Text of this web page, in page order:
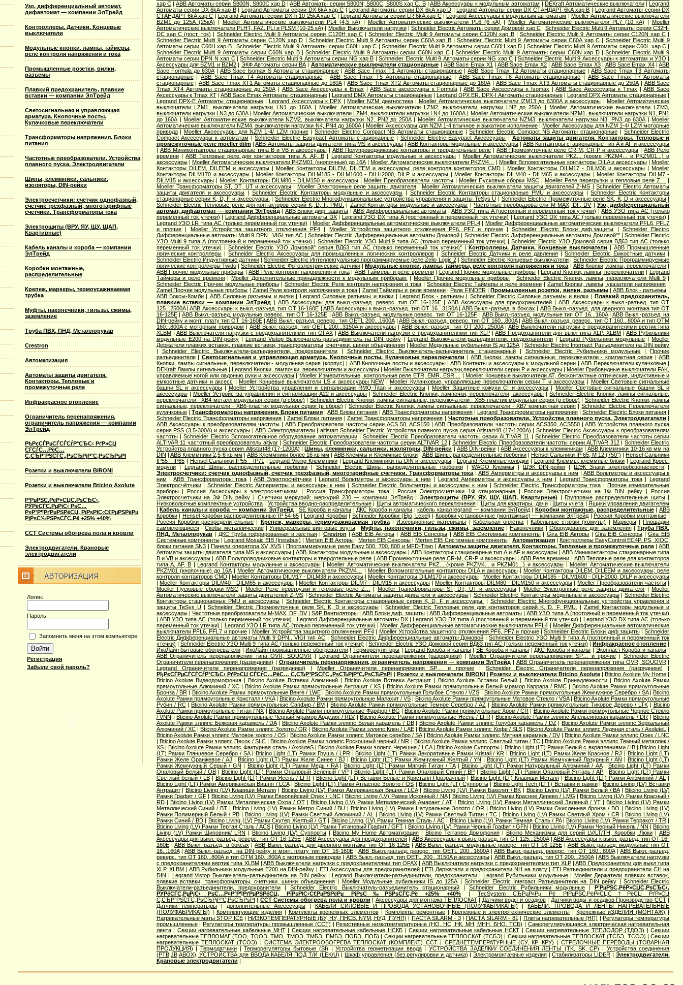
Узо, дифференциальный автомат,
дифавтомат — компании ЭлТрейд
Контроллеры. Датчики. Концевые
выключатели
Модульные кнопки, лампы, таймеры,
реле контроля напряжения и тока
Промышленные розетки, вилки,
разъемы
Плавкий предохранитель, плавкие
вставки — компании ЭлТрейд
Светосигнальная и управляющая
арматура. Кнопочные посты.
Кулачковые переключатели
Трансформаторы напряжения. Блоки
питания
Частотные преобразователи. Устройства
плавного пуска. Электродвигатели
Шины, клеммники, сальники,
изоляторы, DIN-рейки
Электросчетчики: счетчик однофазный,
счетчик трехфазный, многотарифные
счетчики. Трансформаторы тока
Электрощиты (ВРУ, ЯУ, ЩУ, ЩАП,
Квартирные)
Кабель каналы и короба — компании
ЭлТрейд
Коробки монтажные,
распределительные
Крепеж, маркеры, термоусаживаемая
трубка
Муфты, наконечники, гильзы, сжимы,
заземление
Труба ПВХ, ПНД, Металлорукав
Crestron
Автоматизация
Автоматы защиты двигателя.
Контакторы. Тепловые и
промежуточные реле
Инфракрасное отопление
Ограничитель перенапряжения,
ограничитель напряжения — компании
ЭлТрейд
РђРєСЃРµСЃСЃСѓР°СЂС‹ РґР»СЏ
СЃСѓС…РёС…
С‚СЂР°РЅСЃС„РѕСЂРјР°С‚РѕСЂРѕРІ
Розетки и выключатели BIRONI
Розетки и выключатели Bticino Axolute
Р’РµРЅС‚РёР»СЏС‚РѕСЂС‹,
РЎРёСЃС‚РµРјС‹ РѕС…
Р»Р°Р¶РґРµРЅРёСЏ, РїРѕРІС‹С€РµРЅРёРµ
РјРѕС‰РЅРѕСЃС‚Рё +25% +40%
ССТ Системы обогрева пола и кровли
Электродвигатели. Крановые
электродвигатели
Логин:
Пароль:
Запомнить меня на этом компьютере
Регистрация
Забыли свой пароль?
хар С|ABB Автоматы серии S800N, S800C хар D|ABB Автоматы серии S800N, S800C, S800S хар С, B| ABB Аксессуары к модульным автоматам | DEKraft Автоматические выключатели |Legrand
Автоматы серии DX 6kA хар B| Legrand Автоматы серии DX 6kA хар C | Legrand Автоматы серии DX 6kA хар D |Legrand Автоматы серии DX СТАНДАРТ 6kA хар B | Legrand Автоматы серии DX
СТАНДАРТ 6kA хар C | Legrand Автоматы серии DX-h 10-25kA хар C|Legrand Автоматы серии LR 6kA хар C|Legrand Аксессуары к модульным автоматам | Moeller Автоматические выключатели
BZM1 до 125А (25кА)
|Moeller Автоматические выключатели PL4 (4,5 кА) | Moeller Автоматические выключатели PL6 (6 кА) |Moeller Автоматические выключатели PL7 (10 кА) | Moeller
Автоматические выключатели PLHT, FAZ, PLI и PLSM (10-25 кА) | Moeller Выключатели нагрузки| Schneider Electric Aвтоматы серии Домовой хар C| Schneider Electric Multi 9 Автоматы серии C32H-
DC хар C (пост. ток) | Schneider Electric Multi 9 Автоматы серии C120H хар C|Schneider Electric Multi 9 Автоматы серии C120N хар B| Schneider Electric Multi 9 Автоматы серии C120N хар C |
Schneider Electric Multi 9 Автоматы серии C120N хар D | Schneider Electric Multi 9 Автоматы серии C60A хар B|Schneider Electric Multi 9 Автоматы серии C60A хар C| Schneider Electric Multi 9
Автоматы серии C60H хар B|Schneider Electric Multi 9 Автоматы серии C60H хар C |Schneider Electric Multi 9 Автоматы серии C60H хар D |Schneider Electric Multi 9 Автоматы серии C60L хар C |
Schneider Electric Multi 9 Автоматы серии C60N хар B|Schneider Electric Multi 9 Автоматы серии C60N хар C|Schneider Electric Multi 9 Автоматы серии C60N хар D|Schneider Electric Multi 9
Автоматы серии DPN N хар С|Schneider Electric Multi 9 Автоматы серии NG хар B |Schneider Electric Multi 9 Автоматы серии NG хар С |Schneider Electric Multi 9 Аксессуары к автоматам и УЗО |
Аксессуары для BZM1 и BZM2 | ЭКФ Автоматы серии ВА| Автоматические выключатели стационарные |ABB Sace Emax X1 | ABB Sace Emax X2 | ABB Sace Emax X3| ABB Sace Emax X4|ABB
Sace Formula до 630А|ABB Sace Isomax S Автоматы стационарные| ABB Sace Tmax T1 Автоматы стационарные |ABB Sace Tmax T2 Автоматы стационарные|ABB Sace Tmax T3 Автоматы
стационарные| ABB Sace Tmax T4 Автоматы стационарные | ABB Sace Tmax T5 Автоматы стационарные | ABB Sace Tmax T6 Автоматы стационарные | ABB Sace Tmax T7 Автоматы
стационарные|ABB Sace Tmax XT1 Автоматы стационарные до 160А|ABB Sace Tmax XT2 Автоматы стационарные до 160А| ABB Sace Tmax XT3 Автоматы стационарные до 250А | ABB Sace
Tmax XT4 Автоматы стационарные до 250А| ABB Sace Аксессуары к Emax | ABB Sace аксессуары к Formula |ABB Sace Аксессуары к Isomax |ABB Sace Аксессуары к Tmax |ABB Sace
Аксессуары к Tmax XT| ABB Sace Еmax Автоматы стационарные| Legrand DMX Автоматы стационарные |Legrand DPX ER, DPX-I Автоматы стационарные |Legrand DPX Автоматы стационарные |
Legrand DPX-E Автоматы стационарные|Legrand Аксессуары к DPX | Moeller NZM диагностика|Moeller Автоматические выключатели IZM13 до 6300А и аксессуары |Moeller Автоматические
выключатели LZM1, выключатели нагрузки LN1 до 160А|Moeller Автоматические выключатели LZM2, выключатели нагрузки LN2 до 250А | Moeller Автоматические выключатели LZM3,
выключатели нагрузки LN3 до 630А |Moeller Автоматические выключатели LZM4, выключатели нагрузки LN4 до 1600А | Moeller Автоматические выключатели NZM1, выключатели нагрузки N1, PN1
до 160А |Moeller Автоматические выключатели NZM2, выключатели нагрузки N2, PN2 до 250А| Moeller Автоматические выключатели NZM3, выключатели нагрузки N3, PN3 до 630А |Moeller
Автоматические выключатели NZM4, выключатели нагрузки N4, PN4 до 1600А |Moeller Аксессуары для NZM 1-4 втычное и выкатное исполнение|Moeller Аксессуары для NZM 1-4/ LZM моторные
привода|Moeller Аксессуары для NZM 1-4/ LZM прочие|Schneider Electric Compact NB Автоматы стационарные|Schneider Electric Compact NS Автоматы стационарные | Schneider Electric
Compact Аксессуары к автоматам |Schneider Electric Easypact Автоматы стационарные | Schneider Electric Easypact Аксессуары | Автоматы защиты двигателя. Контакторы. Тепловые и
промежуточные реле moeller dilm |ABB Автоматы защиты двигателя типа MS и аксессуары|ABB Контакторы модульные и аксессуары|ABB Контакторы стационарные тип A и AF и аксессуары
| ABB Миниконтакторы стационарные типа B и VB и аксессуары| ABB Полупроводниковые контакторы и твердотельные реле |ABB Промежуточные реле CR-M, CR-P и аксессуары |ABB Реле
времени|ABB Тепловые реле для контакторов типа A, AF, B | Legrand Контакторы модульные и аксессуары | Moeller Автоматические выключатели PKZ... (кроме PKZM4... и PKZM01...) и
аксессуары| Moeller Автоматические выключатели PKZM01 (кнопочные) до 16А |Moeller Автоматические выключатели PKZM4… |Moeller Вспомогательные контакторы DILA и аксессуары |Moeller
Контакторы DILEM, DILEEM и аксессуары| Moeller Контакторы DILEM, DILEEM и аксессуары; реле контроля контакторов CMD |Moeller Контакторы DILM17 - DILM38 и аксессуары |Moeller
Контакторы DILM170 и аксессуары | Moeller Контакторы DILM185 - DILM1600 - DILH2000, DILP и аксессуары |Moeller Контакторы DILM40 - DILM65 и аксессуары |Moeller Контакторы DILM7 -
DILM15 и аксессуары |Moeller Контакторы DILM80 - DILM150 и аксессуары|Moeller Преобразователи частоты| Moeller Пусковые сборки MSC|Moeller Реле перегрузки и тепловые реле Z…
|
Moeller Трансформаторы ST, DT, UT и аксессуары | Moeller Электронные реле защиты двигателя|Moeller Автоматические выключатели защиты двигателей Z-MS | Schneider Electric Автоматы
защиты двигателя и аксессуары | Schneider Electric Контакторы модульные и аксессуары | Schneider Electric Контакторы стационарные PMU и аксессуары |Schneider Electric Контакторы
стационарные серии K, D, F и аксессуары. | Schneider Electric Многофункциональные устройства управления и защиты TeSys U | Schneider Electric Промежуточные реле SK, K, D и аксессуары|
Schneider Electric Тепловые реле для контакторов серий K, D, F, PMU.
| Zamel Контакторы модульные и аксессуары | Частотные преобразователи M-MAX, DF, DV|Узо, дифференциальный
автомат, дифавтомат — компании ЭлТрейд | ABB Блоки диф. защиты |ABB Дифференциальные автоматы |ABB УЗО типа А (постояный и переменный ток утечки) |ABB УЗО типа АС (только
переменный ток утечки) | Legrand Дифференциальные автоматы DX| Legrand УЗО DX типа А (постоянный и переменный ток утечки) |Legrand УЗО DX типа АС (только переменный ток утечки) |
Legrand УЗО LR типа АС (только переменный ток утечки) | Moeller Дифференциальные автоматические выключатели PFL4 | Moeller Дифференциальные автоматические выключатели PFL6, PFL7
и прочие| Moeller Устройства защитного отключения PF4| Moeller Устройства защитного отключения PF6, PF7 и прочие|Schneider Electric Блоки диф.защиты |Schneider Electric
Дифференциальные автоматы Multi 9 DPN.. VIGI тип AС | Schneider Electric Дифференциальные автоматы Домовой | Schneider Electric Дифференциальные автоматы Домовой""|Schneider Electric
УЗО Multi 9 типа А (постоянный и переменный ток утечки) | Schneider Electric УЗО Multi 9 типа АС (только переменный ток утечки) |Schneider Electric УЗО Домовой серия ВД63 тип АС (только
переменный ток утечки) | Schneider Electric УЗО Домовой" серия ВД63 тип АС (только переменный ток утечки)" |Контроллеры. Датчики. Концевые выключатели |ABB Промышленные
логические контроллеры|Schneider Electric Аксессуары для промышленных логических контроллеров| Schneider Electric Датчики и реле давления|Schneider Electric Емкостные датчики |
Schneider Electric Индуктивные датчики|Schneider Electric Интеллектуальные программируемые реле Zelio Logic 2| Schneider Electric Концевые выключатели |Schneider Electric Программируемые
логические контроллеры Twido|Schneider Electric Фотоэлектрические датчики|Модульные кнопки, лампы, таймеры, реле контроля напряжения и тока | ABB Кнопки, лампы, переключатели |
ABB Прочие модульные приборы |ABB Реле контроля напряжения и тока| ABB Таймеры и реле времени| Legrand Прочие модульные приборы |Legrand Кнопки, лампы, переключатели | Legrand
Таймеры и реле времени|Moeller Дополнительные принадлежности к модульным приборам. |Moeller Прочие модульные приборы | Schneider Electric Кнопки, лампы, переключатели Multi 9|
Schneider Electric Прочие модульные приборы| Schneider Electric Реле контроля напряжения и тока |Schneider Electric Таймеры и реле времени |Zamel Кнопки, лампы, указатели напряжения |
Zamel Прочие модульные приборы | Zamel Реле контроля напряжения и тока | Zamel Таймеры и реле времени|Реле FINDER|Промышленные розетки, вилки, разъемы|ABB Блок - разъемы |
ABB Боксы-Комби| ABB Силовые разъемы и вилки | Legrand Cиловые разъемы и вилки | Legrand Блок - разъемы| Schneider Electric Силовые разъемы и вилки |Плавкий предохранитель,
плавкие вставки — компании ЭлТрейд
| ABB Аксессуары для выкл.-разъед. реверс. тип OT 16-125E | ABB Аксессуары для предохранителей |ABB Аксессуары к выкл.-разъед. тип OT
125...2500A|ABB Аксессуары к выкл.-разъед. тип OT 16-160E |ABB Аксессуары к выкл.-разъед. тип OT 16...3150A| ABB Выкл.-разъед. в боксах | ABB Выкл.-разъед. для дверного монтажа тип OT
16-125E| ABB Выкл.-разъед. модульные реверс. тип OT 16-125E|ABB Выкл.-разъед. модульные реверс. тип OT 16-125F | ABB Выкл.-разъед. модульные тип OT 16...160A|ABB Выкл.-разъед. на
DIN-рейку и монт. плату тип OT 16-160E|ABB Выкл.-разъед. реверс. тип OETL 200...1600A|ABB Выкл.-разъед. реверс. тип OT 160...800A| ABB Выкл.-разъед. реверс. тип OT 160...800A и тип OTМ
160...800A с моторным приводом |ABB Выкл.-разъед. тип OETL 200...3150A и аксессуары|ABB Выкл.-разъед. тип OT 200...2500A| ABB Выключатели нагрузки с предохранителями вертик.типа
XLBM| ABB Выключатели нагрузки с предохранителями тип OFAX|ABB Выключатели нагрузки с предохранителями тип XLP|ABB Предохранители для выкл типа XLP, XLBM |ABB Рубильники
модульные E200 на DIN-рейку|Legrand Vistop Выключатель-разъединитель на DIN рейку| Legrand Выключатели-разъединители, предохранители|Legrand Рубильники модульные |Moeller
Держатели плавких вставок, плавкие вставки, трансформаторы, счетчики, шинки объединения|Moeller Модульные рубильники IS до 125А | Schneider Electric Interpact Разъединители на DIN рейку
| Schneider Electric Выключатели-разъединители, предохранители| Schneider Electric Выключатель-разъединитель стационарный| Schneider Electric Рубильники модульные |Прочие
разъединители| Светосигнальная и управляющая арматура. Кнопочные посты. Кулачковые переключатели | ABB Кнопки, лампы сигнальные, переключатели - компактная серия |ABB
Кнопки, лампы сигнальные, переключатели - модульная серия (корпус) | ABB Кнопочные посты и аксессуары|ABB Контакты и аксессуары к модульной серии |ABB Переключатели кулачковые |
DEKraft Лампы сигнальные| Legrand Кнопки, лампочки, переключатели и аксессуары|Moeller Выключатели нагрузки,переключатели серии P и аксессуары |Moeller Грибовидные выключатели FAK,
управляемые ногой или ладонью руки и аксессуары| Moeller Измерительные, контрольные реле ETR, EMR, ESR ... |Moeller Концевые выключатели AT, бесконтактные оптические, индуктивные и
емкостные датчики и аксесс |Moeller Концевые выключатели LS и аксессуары NEW|Moeller Кулачковые, управляющие переключатели серии T и аксессуары | Moeller Световые сигнальные
башни SL и аксессуары|Moeller Устройства управления и сигнализации RMQ-Titan и аксессуары|Moeller Защитные кожухи CI и аксессуары | Moeller Световые сигнальные башни SL и
аксессуары| Moeller Устройства управления и сигнализации А22 и аксессуары|Schneider Electric Кнопки, лампочки, переключатели, аксессуары |Schneider Electric Кнопки, лампы сигнальные,
переключатели - XB4-металл модульная серия (в сборе) | Schneider Electric Кнопки, лампы сигнальные, переключатели - XB5-пластик модульная серия (в сборе) | Schneider Electric Кнопки, лампы
сигнальные, переключатели - XB6-пластик модульная серия (в сборе) | Schneider Electric Кнопки, лампы сигнальные, переключатели - XB7 компактная серия |Schneider Electric Переключатели
кулачковые| Трансформаторы напряжения. Блоки питания |ABB Блоки питания| ABB Трансформаторы напряжения |Legrand Трансформаторы напряжения| Schneider Electric Блоки питания |
Schneider Electric Трансформаторы напряжения | Zamel Блоки питания|Zamel Трансформаторы напряжения | Частотные преобразователи. Устройства плавного пуска. Электродвигатели |
ABB Аксессуары к преобразователям частоты |ABB Преобразователи частоты серии ACS 50, ACS150 |ABB Преобразователи частоты серии ACS350, ACS550|ABB Устройства плавного пуска
серия PSS (3,5-300А) и аксессуары |ABB Электродвигатели|altistart Schneider Electric Устройства плавного пуска серия Altistart48 (17-1200А) |Schneider Electric Аксессуары к преобразователям
частоты|Schneider Electric Вспомогательное оборудование автоматизации|Schneider Electric Преобразователи частоты серии ALTIVAR 11 |Schneider Electric Преобразователи частоты серии
ALTIVAR 11 частотный преобразователь altivar| Schneider Electric Преобразователи частоты серии ALTIVAR 12| Schneider Electric Преобразователи частоты серии ALTIVAR 312| Schneider Electric
Устройства плавного пуска серия Altistart48 (17-1200А) |Шины, клеммники, сальники, изоляторы, DIN-рейки |ABB DIN-рейки | ABB Аксессуары к клеммникам |ABB Клеммники 10-16 кв мм на
DIN | ABB Клеммники 2,5-6 кв мм |ABB Клеммники более 16 кв мм |ABB Клеммы и Клеммные блоки| ABB Шины, рапределительные гребенки| Hensel Cальники IP 65, M 12 (750°) |Hensel Сальники
IP55 - IP65 | Hensel Сальники IP55 - IP71 |Legrand Viking Клеммники|Legrand Клеммники на DIN и аксессуары | Legrand Клеммные колодки | Legrand Клеммы, клеммные блоки | Legrand Кросс-
модули| Legrand Шины, распределительные гребенки |Schneider Electric Шины, рапределительные гребенки| WAGO Клеммы| ЩЭК DIN-рейки |ЩЭК Знаки электробезопасности |
Электросчетчики: счетчик однофазный, счетчик трехфазный, многотарифные счетчики. Трансформаторы тока |ABB Амперметры и аксессуары к ним |ABB Вольтметры и аксессуары к
ним |ABB Трансформаторы тока |ABB Электросчётчики |Legrand Вольтметры и аксессуары к ним |Legrand Амперметры и аксессуары к ним | Legrand Трансформаторы тока| Legrand
Электросчётчики| Schneider Electric Амперметры и аксессуары к ним | Schneider Electric Вольтметры и аксессуары к ним |Schneider Electric Трансформаторы тока | Прочие измерительные
приборы|Россия Аксессуары к электросчетчикам |Россия Трансформаторы тока|Россия Электросчетчики 1Ф стационарные |Россия Электросчетчики на 1Ф DIN рейку| Россия
Электросчетчики на 3Ф DIN рейку | Счетчики меркурий: меркурий 230 — компании ЭлТрейд| Электрощиты (ВРУ, ЯУ, ЩУ, ЩАП, Квартирные) |Групповые распределительные щиты|
Низковольтные комплектные устройства | Устройства вводно-распределительные| Щиты автоматического переключения | Щиты для квартиры, дачи|Щиты учета | Ящики управления двигателем
|Кабель каналы и короба — компании ЭлТрейд | SE Короба и каналы | ДКС Короба и каналы |кабель канал legrand — компании ЭлТрейд| Коробки монтажные, распределительные| ABB
Коробки| Hensel Коробки распределительные IP 54-65 |Legrand Коробки| Schneider Коробки (Eljo, Lexel) | Коробки установочные (монтажные) — компании ЭлТрейд |Россия Коробки монтажные |
Россия Коробки распределительные | Крепеж, маркеры, термоусаживаемая трубка|Изоляционные материалы | Кабельная оплетка | Кабельные стяжки (хомуты) | Маркеры|Площадки
самоклеющиеся|Скобы металлические|Универсальные винтовые жгуты|Муфты, наконечники, гильзы, сжимы, заземление|Наконечники | Оборудование для заземления|Труба ПВХ,
ПНД, Металлорукав| ДКС Труба гофрированная и жесткая| Crestron |ABB EIB Акторы| ABB EIB Сенсоры | ABB EIB Системные компоненты| Gira EIB Акторы | Gira EIB Сенсоры|Gira EIB
Системные компоненты| Legrand Mosaic ЕIB (Instabus) |Merten EIB Акторы| Merten EIB Сенсоры |Merten EIB Системные компоненты| Автоматизация|Контроллеры EasyControl EC4P, PS, XIOC;
блоки питания SN3 |Панели оператора XV, XVS |Программируемые реле Easy 500, 700, 800 и MFD-Titan | Автоматы защиты двигателя. Контакторы. Тепловые и промежуточные реле|ABB
Автоматы защиты двигателя типа MS и аксессуары |ABB Контакторы модульные и аксессуары|ABB Контакторы стационарные тип A и AF и аксессуары|ABB Миниконтакторы стационарные типа
B и VB и аксессуары | ABB Полупроводниковые контакторы и твердотельные реле | ABB Промежуточные реле CR-M, CR-P и аксессуары|ABB Реле времени | ABB Тепловые реле для контакторов
типа A, AF, B |Legrand Контакторы модульные и аксессуары| Moeller Автоматические выключатели PKZ... (кроме PKZM4... и PKZM01...) и аксессуары |Moeller Автоматические выключатели
PKZM01 (кнопочные) до 16А| Moeller Автоматические выключатели PKZM4… | Moeller Вспомогательные контакторы DILA и аксессуары| Moeller Контакторы DILEM, DILEEM и аксессуары; реле
контроля контакторов CMD| Moeller Контакторы DILM17 - DILM38 и аксессуары |Moeller Контакторы DILM170 и аксессуары| Moeller Контакторы DILM185 - DILM1600 - DILH2000, DILP и аксессуары
|Moeller Контакторы DILM40 - DILM65 и аксессуары|Moeller Контакторы DILM7 - DILM15 и аксессуары|Moeller Контакторы DILM80 - DILM150 и аксессуары|Moeller Преобразователи частоты|
Moeller Пусковые сборки MSC | Moeller Реле перегрузки и тепловые реле Z… | Moeller Трансформаторы ST, DT, UT и аксессуары| Moeller Электронные реле защиты двигателя |Moeller
Автоматические выключатели защиты двигателей Z-MS|Schneider Electric Автоматы защиты двигателя и аксессуары| Schneider Electric Контакторы модульные и аксессуары| Schneider Electric
Контакторы стационарные PMU и аксессуары | Schneider Electric Контакторы стационарные серии K, D, F и аксессуары. | Schneider Electric Многофункциональные устройства управления и
защиты TeSys U|Schneider Electric Промежуточные реле SK, K, D и аксессуары |Schneider Electric Тепловые реле для контакторов серий K, D, F, PMU. |Zamel Контакторы модульные и
аксессуары| Частотные преобразователи M-MAX, DF, DV| S&P Вентиляторы| ABB Блоки диф. защиты |ABB Дифференциальные автоматы |ABB УЗО типа А (постояный и переменный ток утечки)
| ABB УЗО типа АС (только переменный ток утечки) | Legrand Дифференциальные автоматы DX |Legrand УЗО DX типа А (постоянный и переменный ток утечки) | Legrand УЗО DX типа АС (только
переменный ток утечки) | Legrand УЗО LR типа АС (только переменный ток утечки) |Moeller Дифференциальные автоматические выключатели PFL4 | Moeller Дифференциальные автоматические
выключатели PFL6, PFL7 и прочие |Moeller Устройства защитного отключения PF4| Moeller Устройства защитного отключения PF6, PF7 и прочие|Schneider Electric Блоки диф.защиты|Schneider
Electric Дифференциальные автоматы Multi 9 DPN.. VIGI тип AС | Schneider Electric Дифференциальные автоматы Домовой |Schneider Electric УЗО Multi 9 типа А (постоянный и переменный ток
утечки) | Schneider Electric УЗО Multi 9 типа АС (только переменный ток утечки) |Schneider Electric УЗО Домовой серия ВД63 тип АС (только переменный ток утечки) |Инфракрасное отопление |
ИкоЛайн бытовые обогреватели|ИкоЛайн промышленные обогреватели|Терморегуляторы |Legrand Короба и каналы| SE Короба и каналы| ДКС Короба и каналы | Экопласт Короба и каналы|
ABB Ограничитель перенапряжения типа OVR, SOUOVR | Legrand Ограничители перенапряжения (разрядники) |Moeller Ограничители перенапряжения SP… и прочие| Schneider Electric
Ограничители перенапряжения (разрядники) | Ограничитель перенапряжения, ограничитель напряжения — компании ЭлТрейд | ABB Ограничитель перенапряжения типа OVR, SOUOVR|
Legrand Ограничители перенапряжения (разрядники) | Moeller Ограничители перенапряжения SP… и прочие |Schneider Electric Ограничители перенапряжения (разрядники)
|
РђРєСЃРµСЃСЃСѓР°СЂС‹ РґР»СЏ СЃСѓС…РёС… С‚СЂР°РЅСЃС„РѕСЂРјР°С‚РѕСЂРѕРІ | Розетки и выключатели BIRONI|Розетки и выключатели Bticino Axolute|Bticino Axolute My Home |
Bticino Axolute Видеодомофония|Bticino Axolute Вставки Алюминий| Bticino Axolute Вставки Антрацит | Bticino Axolute Вставки Белый | Bticino Axolute Принадлежности|Bticino Axolute Рамки
прямоугольные Алюминий / XC| Bticino Axolute Рамки прямоугольные Антрацит / XS | Bticino Axolute Рамки прямоугольные Белый мрамор Каррара / RMC |Bticino Axolute Рамки прямоугольные
Бронза / BR | Bticino Axolute Рамки прямоугольные Венге / LWE|Bticino Axolute Рамки прямоугольные Голубое Стекло / VZS | Bticino Axolute Рамки прямоугольные Жемчужное Серебро / SA|Bticino
Axolute Рамки прямоугольные Кристалл / VKA| Bticino Axolute Рамки прямоугольные Малахит / VS|Bticino Axolute Рамки прямоугольные Матовое Стекло / VSA|Bticino Axolute Рамки прямоугольные
Рубин / RC|Bticino Axolute Рамки прямоугольные Сапфир / BM |Bticino Axolute Рамки прямоугольные Темное Серебро / AZ| Bticino Axolute Рамки прямоугольные Тиковое Дерево / LTK| Bticino
Axolute Рамки прямоугольные Титан / NX | Bticino Axolute Рамки прямоугольные Фарфор / BG |Bticino Axolute Рамки прямоугольные Хром / CR | Bticino Axolute Рамки прямоугольные Черное Стекло
/ VNN |Bticino Axolute Рамки прямоугольные Черный мрамор Ардезия / RLV|Bticino Axolute Рамки прямоугольные Ясень / LFR| Bticino Axolute Рамки эллипс Апельсиновая карамель / DR |Bticino
Axolute Рамки эллипс Бежевая карамель / DA| Bticino Axolute Рамки эллипс Белая карамель / DB|Bticino Axolute Рамки эллипс Голубая карамель / DZ|Bticino Axolute Рамки эллипс Зеркальный
Алюминий / XC|Bticino Axolute Рамки эллипс Золото / OR | Bticino Axolute Рамки эллипс Клен / LAE| Bticino Axolute Рамки эллипс Кофе / SLS|Bticino Axolute Рамки эллипс Ледяная сталь / AxoluteL
|
Bticino Axolute Рамки эллипс Матовое золото / OS|Bticino Axolute Рамки эллипс Матовое серебро / SA| Bticino Axolute Рамки эллипс Мятная карамель / DV|Bticino Axolute Рамки эллипс Орех / LNC
| Bticino Axolute Рамки эллипс Песок / SLC|Bticino Axolute Рамки эллипс Роскошный черный / NR | Bticino Axolute Рамки эллипс Светлый титан / TC |Bticino Axolute Рамки эллипс Темный металлик /
XS| Bticino Axolute Рамки эллипс Фактурная сталь / AxoluteS |Bticino Axolute Рамки эллипс Черешня / LCA| Bticino Axolute Суппорты | Bticino Light (LT) Рамки Белый с вкраплениями / IB|Bticino Light
(LT) Рамки Глянцевое Серебро / SA| Bticino Light (LT) Рамки Груша / LPR|Bticino Light (LT) Рамки Декоративные Рамки Kristall / KR |Bticino Light (LT) Рамки Желе Красное / RJ | Bticino Light (LT)
Рамки Желе Оранжевое / AJ |Bticino Light (LT) Рамки Желе Синее / BJ |Bticino Light (LT) Рамки Жемчужный Желтый / YN | Bticino Light (LT) Рамки Жемчужный Лазурный / AN | Bticino Light (LT)
Рамки Жемчужный Серый / GN | Bticino Light (LT) Рамки Медь / RA| Bticino Light (LT) Рамки Мягкий Титан / TA|Bticino Light (LT) Рамки Натуральный Алюминий / AA| Bticino Light (LT) Рамки
Опаловый Белый / OB| Bticino Light (LT) Рамки Опаловый Зеленый / VP| Bticino Light (LT) Рамки Опаловый Синий / BP |Bticino Light (LT) Рамки Опаловый Янтарь / AP |Bticino Light (LT) Рамки
Светлый белый / LB| Bticino Light (LT) Рамки Ясень / LFR| Bticino Light (LT) Вставки Белые и Кристалл Прозрачный| Bticino Light (LT) Клавиши Металл| Bticino Light (LT) Рамки Алюминий / AL
|
Bticino Light (LT) Рамки Американская Вишня / LCA|Bticino Light (LT) Рамки Атласное Золото / OS |Bticino Light (LT) Суппорты| Bticino Light Tech (LTT) Вставки и рамки| Bticino Living (LV) Вставки
Антрацит|Bticino Living (LV) Клавиши Металл | Bticino Living (LV) Рамки Американская Вишня / LCA| Bticino Living (LV) Рамки Бакелит / BK | Bticino Living (LV) Рамки Белый / BA| Bticino Living (LV)
Рамки Графит / GF| Bticino Living (LV) Рамки Европейский Орех / LNC|Bticino Living (LV) Рамки Исконный / NA| Bticino Living (LV) Рамки Красное Дерево / LMG |Bticino Living (LV) Рамки Красный /
RD| Bticino Living (LV) Рамки Металлическая Охра / OT| Bticino Living (LV) Рамки Металлический Амарант / AT |Bticino Living (LV) Рамки Металлический Зеленый / YT |Bticino Living (LV) Рамки
Металлический Синий / BT |Bticino Living (LV) Рамки Метро Синий / BU |Bticino Living (LV) Рамки Натуральное Золото / OR| Bticino Living (LV) Рамки Окисленная бронза / BO | Bticino Living (LV)
Рамки Полимерный Белый / PB | Bticino Living (LV) Рамки Светлый Алюминий / AL | Bticino Living (LV) Рамки Светлый Титан / TC| Bticino Living (LV) Рамки Светлый Хром / CR| Bticino Living (LV)
Рамки Синий / BD| Bticino Living (LV) Рамки Скутер Желтый / GT| Bticino Living (LV) Рамки Темная Сталь / AC| Bticino Living (LV) Рамки Темная Сталь / PA|Bticino Living (LV) Рамки Терракот / TR |
Bticino Living (LV) Рамки Тертая Сталь / ACS|Bticino Living (LV) Рамки Титановый Графит / GFT | Bticino Living (LV) Рамки Черный Графит / GFN | Bticino Living (LV) Рамки Черный Никель / NN |Bticino
Living (LV) Рамки Шиповник/ LRN |Bticino Living (LV) Суппорты |Bticino My Home Автоматизация | Bticino Terraneo Домофония| Bticino Механизмы для серий LV/LT/TH, Коробки, Люки| ABB
Аксессуары для выкл.-разъед. реверс. тип OT 16-125E | ABB Аксессуары для предохранителей | ABB Аксессуары к выкл.-разъед. тип OT 125...2500A|ABB Аксессуары к выкл.-разъед. тип OT 16-
160E|ABB Выкл.-разъед. в боксах |ABB Выкл.-разъед. для дверного монтажа тип OT 16-125E | ABB Выкл.-разъед. модульные реверс. тип OT 16-125E | ABB Выкл.-разъед. модульные тип OT
16...160A|ABB Выкл.-разъед. на DIN-рейку и монт. плату тип OT 16-160E|ABB Выкл.-разъед. реверс. тип OETL 200...1600A|ABB Выкл.-разъед. реверс. тип OT 160...800A|ABB Выкл.-разъед.
реверс. тип OT 160...800A и тип OTМ 160...800A с моторным приводом | ABB Выкл.-разъед. тип OETL 200...3150A и аксессуары | ABB Выкл.-разъед. тип OT 200...2500A| ABB Выключатели нагрузки
с предохранителями вертик.типа XLBM|ABB Выключатели нагрузки с предохранителями тип OFAX | ABB Выключатели нагрузки с предохранителями тип XLP|ABB Предохранители для выкл типа
XLP, XLBM | ABB Рубильники модульные E200 на DIN-рейку | ETI Аксессуары для предохранителей|ETI Держатели и предохранители NH на плату| ETI Разъединители и предохранители CH на
DIN | Legrand Vistop Выключатель-разъединитель на DIN рейку |Legrand Выключатели-разъединители, предохранители| Legrand Рубильники модульные| Moeller Держатели плавких вставок,
плавкие вставки, трансформаторы, счетчики, шинки объединения| Moeller Модульные рубильники IS до 125А |Schneider Electric Interpact Разъединители на DIN рейку | Schneider Electric
Выключатели-разъединители, предохранители|Schneider Electric Выключатель-разъединитель стационарный|Schneider Electric Рубильники модульные|Р’РµРЅС‚РёР»СЏС‚РѕСЂС‹,
РЎРёСЃС‚РµРјС‹ РѕС…Р»Р°Р¶РґРµРЅРёСЏ, РїРѕРІС‹С€РµРЅРёРµ РјРѕС‰РЅРѕСЃС‚Рё +25% +40% | TecSystem СЂРµР»Рµ Рё РІРµРЅС‚РёР»СЏС†РёСЏ РґР»СЏ
С‚СЂР°РЅСЃС„РѕСЂРјР°С‚РѕСЂРѕРІ | ССТ Системы обогрева пола и кровли | Аксессуары для монтажа ТЕПЛОСКАТ| Датчики воды и осадков| Датчики воды и осадков Производство ССТ|
Датчики температыры| дополнительные Аксессуары| КАБЕЛИ СИЛОВЫЕ И ПРОВОДА УСТАНОВОЧНЫЕ (ПОЛУФАБРИКАТЫ) |КАБЕЛИ, ПРОВОДА И ЛЕНТЫ НАГРЕВАТЕЛЬНЫЕ
(ПОЛУФАБРИКАТЫ) | Комплектующие изделия| Комплекты крепежных элементов| Комплекты ремонтные| Крепежные и электротехнические элементы |Крепежные иЗДЕЛИЯ (МОНТАЖ) |
Нагревательные маты STOP ICE| НИЗКОТЕМПЕРАТУРНЫЕ (БУ, НУ, ПНСВ, NYM, НУД, ПУНП) | ПАСТА SILARM - 3| ПАСТА SILARM - 81 | Плиты нагревательные (НП) |Регулаторы температуры
промышленные|Регулаторы температуры промышленные (ССТ) |Резистивные низкотемпературные (НО, НС, НК, МН, МНН, БНО, ТСБ) | Саморегулирующаяся электрическая нагревательная
лента| Секции нагревательные кабельные МНТ| Секции нагревательные кабельные НСКБ|Секции нагревательные кабельные НСКТ |Секции нагревательные ТЕПЛОДОР (ТДОЭ) |Секции
нагревательные ТЕПЛОМАГ (ТОО, ТООЭ, ТМО, ТМОЭ, ТМБЭ, ПМБЭ, ПОБЭ, ПОБ) | Секции нагревательные ТЕПЛОСКАТ (ТСБЭ) | Секции нагревательные ТЕПЛОСКАТ (ТСБЭ, ТСОЭ) |Секции
нагревательные ТЕПЛОСКАТ (ТСОЭ)
|СИСТЕМА ЭЛЕКТРООБОГРЕВА ТЕПЛОСКАТ (КОМПЛЕКТ) ССТ| СРЕДНЕТЕМПЕРАТУРНЫЕ (СУ, КР, КРУ) | СТРЕЛОЧНЫЕ ПЕРЕВОДЫ (ТОВАРНАЯ
ПРОДУКЦИЯ) | Термодатчики |Терморегуляторы бытовые (SI) |Устройства герметизации ввода|УСТРОЙСТВА ЗАДЕЛКИ/ СОЕДИНЕНИЯ ЛЕНТЫ (TK, SK, СР) | Устройства соединения
(РТВ,JB,ABOX), УСТРОЙСТВА для ВВОДА КАБЕЛЯ ПОД Т/И (LEK/U) |Шкаф управления (без регулировки и датчика) |Электромонтажные изделия|Стабилизаторы LIDER | Электродвигатели.
Крановые электродвигатели |